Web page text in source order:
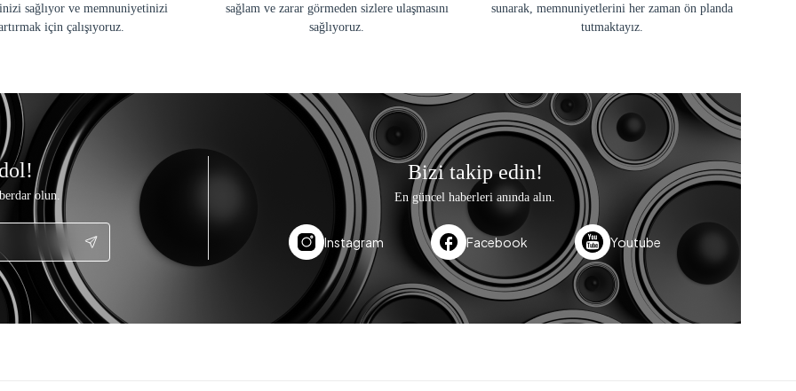
sağlıyor ve memnuniyetinizi
için çalışıyoruz.
sağlam ve zarar görmeden sizlere ulaşmasını
sağlıyoruz.
sunarak, memnuniyetlerini her zaman ön planda
tutmaktayız.
olun.
Bizi takip edin!
En güncel haberleri anında alın.
Instagram Facebook Youtube